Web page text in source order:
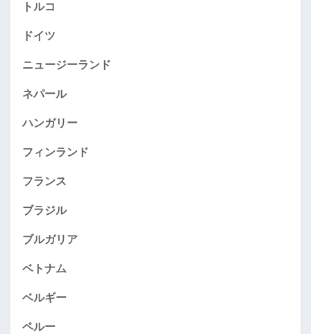
トルコ
ドイツ
ニュージーランド
ネパール
ハンガリー
フィンランド
フランス
ブラジル
ブルガリア
ベトナム
ベルギー
ペルー